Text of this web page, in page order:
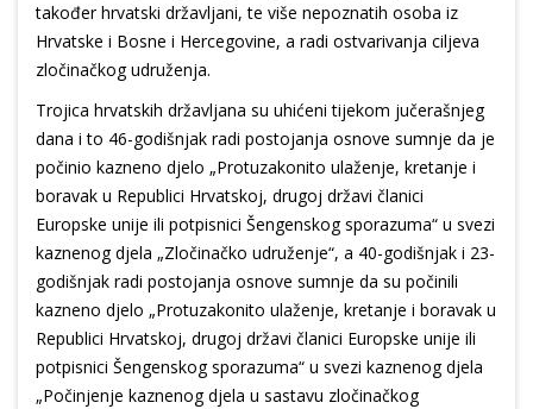
također hrvatski državljani, te više nepoznatih osoba iz
Hrvatske i Bosne i Hercegovine, a radi ostvarivanja ciljeva
zločinačkog udruženja.
Trojica hrvatskih državljana su uhićeni tijekom jučerašnjeg
dana i to 46-godišnjak radi postojanja osnove sumnje da je
počinio kazneno djelo „Protuzakonito ulaženje, kretanje i
boravak u Republici Hrvatskoj, drugoj državi članici
Europske unije ili potpisnici Šengenskog sporazuma“ u svezi
kaznenog djela „Zločinačko udruženje“, a 40-godišnjak i 23-
godišnjak radi postojanja osnove sumnje da su počinili
kazneno djelo „Protuzakonito ulaženje, kretanje i boravak u
Republici Hrvatskoj, drugoj državi članici Europske unije ili
potpisnici Šengenskog sporazuma“ u svezi kaznenog djela
„Počinjenje kaznenog djela u sastavu zločinačkog